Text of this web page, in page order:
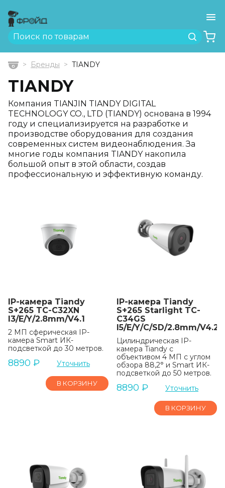
Найти
ГлавнаяБренды TIANDY
TIANDY
Компания TIANJIN TIANDY DIGITAL
TECHNOLOGY CO., LTD (TIANDY) основана в 1994
году и специализируется на разработке и
производстве оборудования для создания
современных систем видеонаблюдения. За
многие годы компания TIANDY накопила
большой опыт в этой области, создав
профессиональную и эффективную команду.
IP-камера Tiandy
S+265 TC-C32XN
I3/E/Y/2.8mm/V4.1
2 МП сферическая IP-
камера Smart ИК-
подсветкой до 30 метров.
8890 ₽ Уточнить
В КОРЗИНУ
IP-камера Tiandy
S+265 Starlight TC-
C34GS
I5/E/Y/C/SD/2.8mm/V4.2
Цилиндрическая IP-
камера Tiandy с
объективом 4 МП с углом
обзора 88,2° и Smart ИК-
подсветкой до 50 метров.
8890 ₽ Уточнить
В КОРЗИНУ